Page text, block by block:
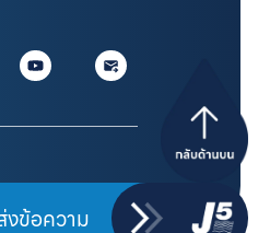
งข้อความ